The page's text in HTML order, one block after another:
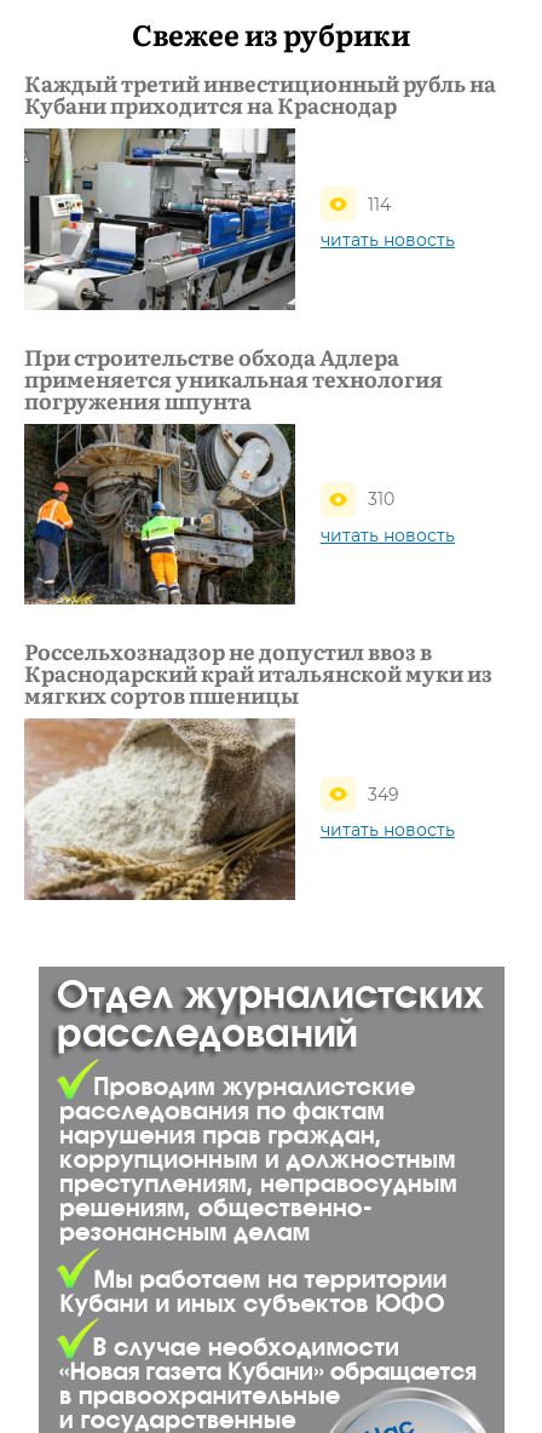
Свежее из рубрики
Каждый третий инвестиционный рубль на
Кубани приходится на Краснодар
114
читать новость
При строительстве обхода Адлера
применяется уникальная технология
погружения шпунта
310
читать новость
Россельхознадзор не допустил ввоз в
Краснодарский край итальянской муки из
мягких сортов пшеницы
349
читать новость